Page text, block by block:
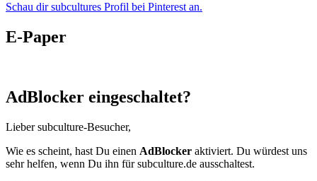
Schau dir subcultures Profil bei Pinterest an.
E-Paper
AdBlocker eingeschaltet?
Lieber subculture-Besucher,
Wie es scheint, hast Du einen AdBlocker aktiviert. Du würdest uns
sehr helfen, wenn Du ihn für subculture.de ausschaltest.